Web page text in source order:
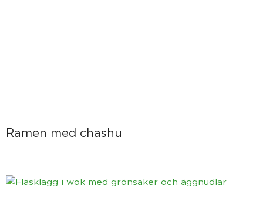
Ramen med chashu